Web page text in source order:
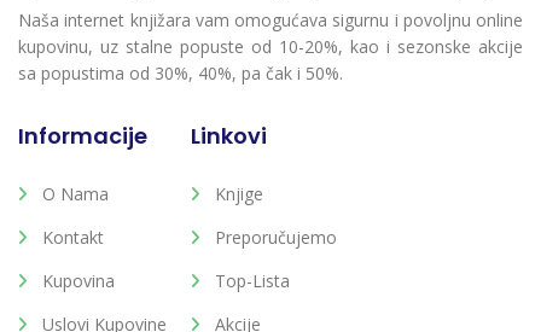
Naša internet knjižara vam omogućava sigurnu i povoljnu online
kupovinu, uz stalne popuste od 10-20%, kao i sezonske akcije
sa popustima od 30%, 40%, pa čak i 50%.
Informacije
O Nama
Kontakt
Kupovina
Uslovi Kupovine
Linkovi
Knjige
Preporučujemo
Top-Lista
Akcije